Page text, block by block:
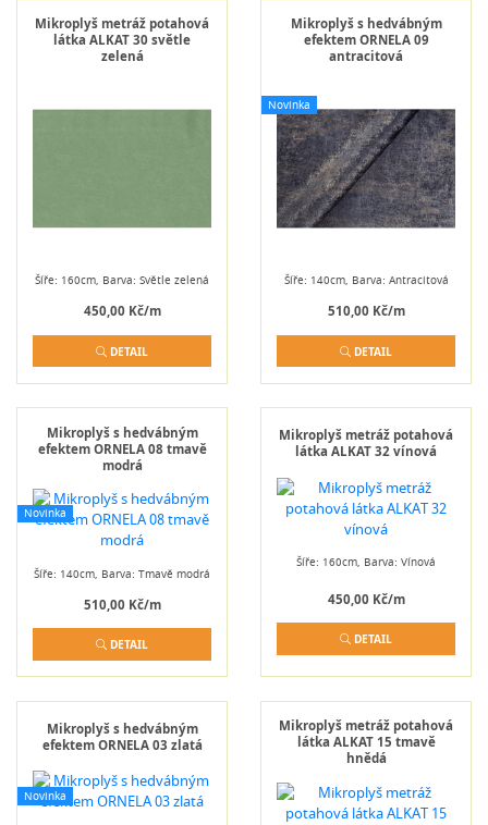
Mikroplyš metráž potahová
látka ALKAT 30 světle
zelená
Šíře: 160cm, Barva: Světle zelená
450,00 Kč/m
DETAIL
Mikroplyš s hedvábným
efektem ORNELA 09
antracitová
Novinka
Šíře: 140cm, Barva: Antracitová
510,00 Kč/m
DETAIL
Mikroplyš s hedvábným
efektem ORNELA 08 tmavě
modrá
Novinka
Šíře: 140cm, Barva: Tmavě modrá
510,00 Kč/m
DETAIL
Mikroplyš metráž potahová
látka ALKAT 32 vínová
Šíře: 160cm, Barva: Vínová
450,00 Kč/m
DETAIL
Mikroplyš s hedvábným
efektem ORNELA 03 zlatá
Novinka
Mikroplyš metráž potahová
látka ALKAT 15 tmavě
hnědá